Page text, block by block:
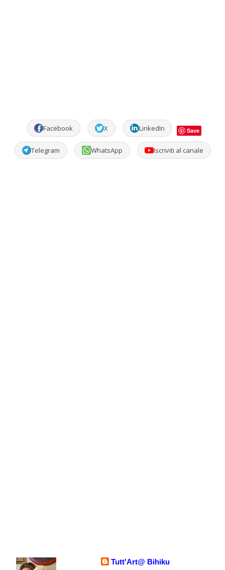
Facebook X LinkedIn Save
Telegram WhatsApp Iscriviti al canale
Tutt'Art@ Bihiku